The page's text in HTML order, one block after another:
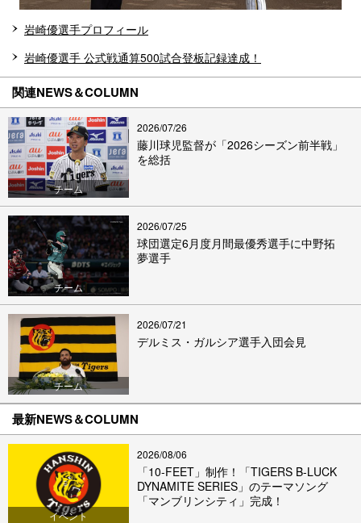
岩崎優選手プロフィール
岩崎優選手 公式戦通算500試合登板記録達成！
関連NEWS＆COLUMN
チーム
2026/07/26
藤川球児監督が「2026シーズン前半戦」
を総括
チーム
2026/07/25
球団選定6月度月間最優秀選手に中野拓
夢選手
チーム
2026/07/21
デルミス・ガルシア選手入団会見
最新NEWS＆COLUMN
イベント
2026/08/06
「10-FEET」制作！「TIGERS B-LUCK
DYNAMITE SERIES」のテーマソング
「マンブリンシティ」完成！